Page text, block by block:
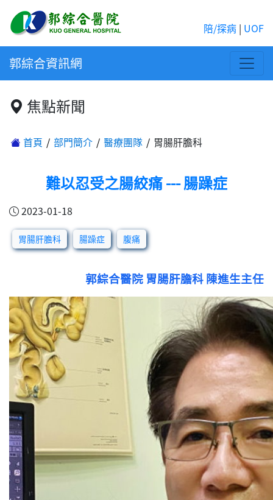
陪/探病 | UOF
郭綜合資訊網
焦點新聞
首頁 部門簡介 醫療團隊 胃腸肝膽科
難以忍受之腸絞痛 --- 腸躁症
2023-01-18
胃腸肝膽科 腸躁症 腹痛
郭綜合醫院 胃腸肝膽科 陳進生主任